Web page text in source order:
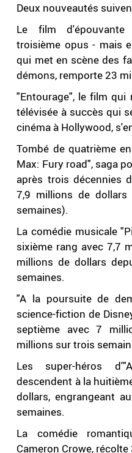
Deux nouveautés
Le film d'épouvante
troisième opus - mais
qui met en scène des
démons, remporte 23
"Entourage", le film qui
télévisée à succès qui
cinéma à Hollywood,
Tombé de quatrième
Max: Fury road", saga
après trois décennies
7,9 millions de
semaines).
La comédie musicale
sixième rang avec 7,7
millions de dollars
semaines.
"A la poursuite de
science-fiction de
septième avec 7
millions sur trois
Les super-héros
descendent à la
dollars, engrangeant
semaines.
La comédie
Cameron Crowe,